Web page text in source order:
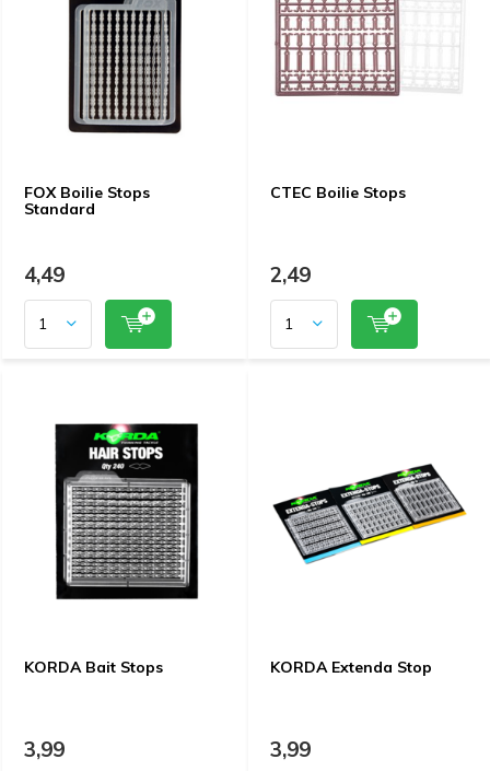
FOX Boilie Stops
Standard
4,49
CTEC Boilie Stops
2,49
KORDA Bait Stops
3,99
KORDA Extenda Stop
3,99